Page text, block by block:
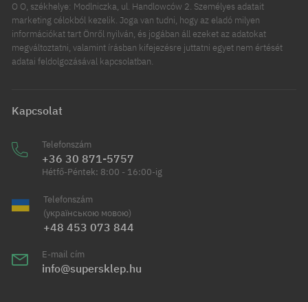
O O, székhelye: Modlniczka, ul. Handlowców 2. Személyes adatait
marketing célokból kezelik. Joga van tudni, hogy az eladó milyen
információkat tart Önről nyilván, és jogában áll ezeket az adatokat
megváltoztatni, valamint írásban kifejezésre juttatni egyet nem értését
adatai feldolgozásával kapcsolatban.
Kapcsolat
Telefonszám
+36 30 871-5757
Hétfő-Péntek: 8:00 - 16:00-ig
Telefonszám
(українською мовою)
+48 453 073 844
E-mail cím
info@supersklep.hu